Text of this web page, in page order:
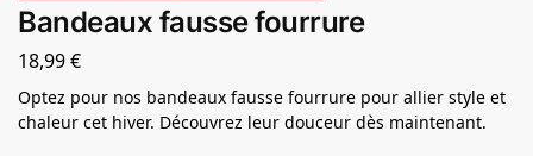
Bandeaux fausse fourrure
18,99€
Optez pour nos bandeaux fausse fourrure pour allier style et
chaleur cet hiver. Découvrez leur douceur dès maintenant.